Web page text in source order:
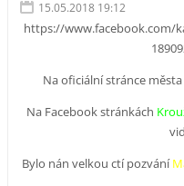
15.05.2018 19:12
https://www.facebook.com/
Na oficiální stránce
Na Facebook stránkách
Bylo nán velkou ctí pozvání